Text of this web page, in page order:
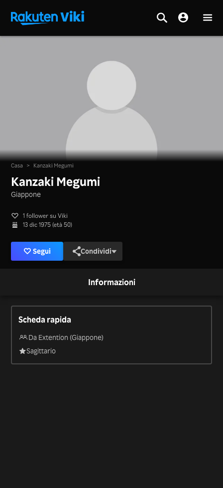
Casa > Kanzaki Megumi
Kanzaki Megumi
Giappone
1 follower su Viki
13 dic 1975 (età 50)
Segui Condividi
Informazioni
Scheda rapida
Da Extention (Giappone)
Sagittario